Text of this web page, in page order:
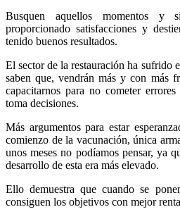
Busquen aquellos momentos y
proporcionado satisfacciones y
tenido buenos resultados.
El sector de la restauración ha sufrido
saben que, vendrán más y con más
capacitarnos para no cometer
toma decisiones.
Más argumentos para estar
comienzo de la vacunación, única
unos meses no podíamos pensar, ya
desarrollo de esta era más elevado.
Ello demuestra que cuando se
consiguen los objetivos con mejor